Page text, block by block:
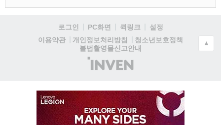
로그인 PC화면 퀵링크
설정
이용약관
개인정보처리방침
청소년보호정책
불법촬영물신고안내
(주)
인
▲